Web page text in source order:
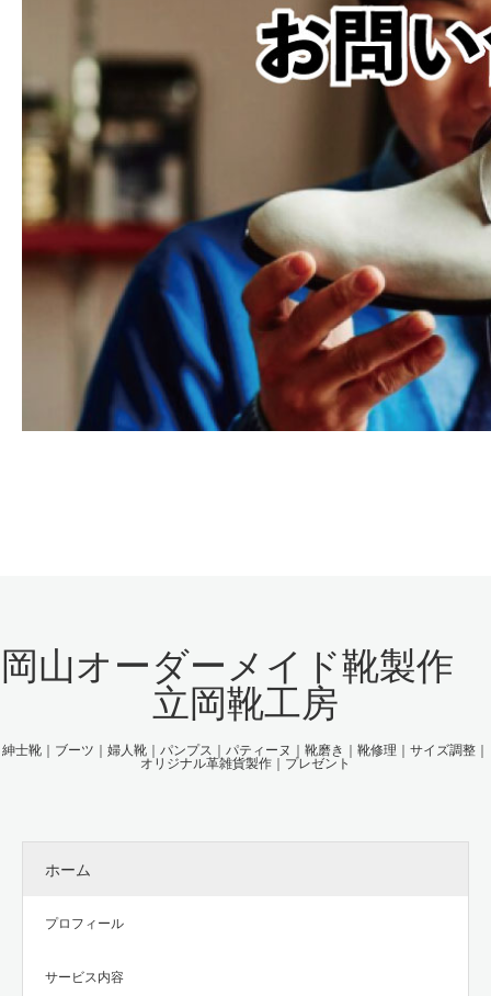
岡山オーダーメイド靴製作
立岡靴工房
紳士靴｜ブーツ｜婦人靴｜パンプス｜パティーヌ｜靴磨き｜靴修理｜サイズ調整｜
オリジナル革雑貨製作｜プレゼント
ホーム
プロフィール
サービス内容